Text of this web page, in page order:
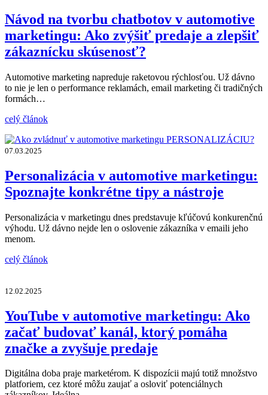
Návod na tvorbu chatbotov v automotive
marketingu: Ako zvýšiť predaje a zlepšiť
zákaznícku skúsenosť?
Automotive marketing napreduje raketovou rýchlosťou. Už dávno
to nie je len o performance reklamách, email marketing či tradičných
formách…
celý článok
07.03.2025
Personalizácia v automotive marketingu:
Spoznajte konkrétne tipy a nástroje
Personalizácia v marketingu dnes predstavuje kľúčovú konkurenčnú
výhodu. Už dávno nejde len o oslovenie zákazníka v emaili jeho
menom.
celý článok
12.02.2025
YouTube v automotive marketingu: Ako
začať budovať kanál, ktorý pomáha
značke a zvyšuje predaje
Digitálna doba praje marketérom. K dispozícii majú totiž množstvo
platforiem, cez ktoré môžu zaujať a osloviť potenciálnych